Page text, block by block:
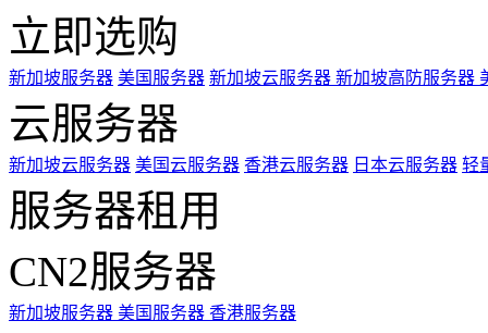
立即选购
新加坡服务器 美国服务器 新加坡云服务器 新加坡高防服务器
云服务器
新加坡云服务器 美国云服务器 香港云服务器 日本云服务器 轻
服务器租用
CN2服务器
新加坡服务器 美国服务器 香港服务器